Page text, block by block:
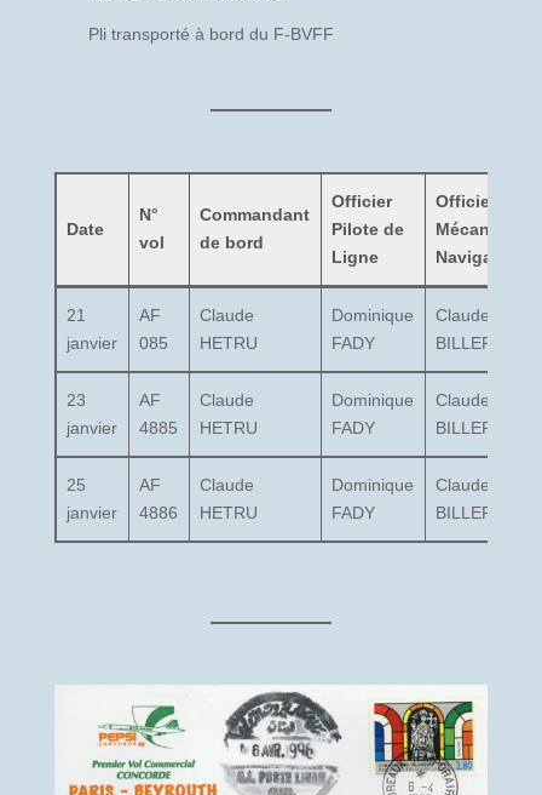
Pli transporté à bord du F-BVFF
Date
N°
vol
Commandant
de bord
Officier
Pilote de
Ligne
Officier
Mécanicien
Navigant
21
janvier
AF
085
Claude
HETRU
Dominique
FADY
Claude
BILLEREY
23
janvier
AF
4885
Claude
HETRU
Dominique
FADY
Claude
BILLEREY
25
janvier
AF
4886
Claude
HETRU
Dominique
FADY
Claude
BILLEREY